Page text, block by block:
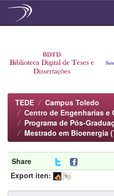
TEDE
Campus Toledo
Centro de Engenharias e
Programa de Pós-
Mestrado em Bioenergia
Share
Export iten: